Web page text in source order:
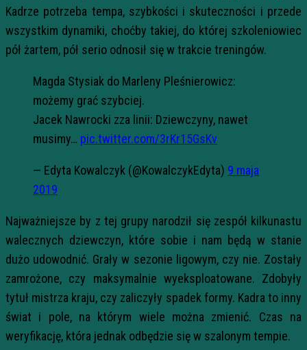
Kadrze potrzeba tempa, szybkości i skuteczności i przede
wszystkim dynamiki, choćby takiej, do której szkoleniowiec
pół żartem, pół serio odnosił się w trakcie treningów.
Magda Stysiak do Marleny Pleśnierowicz:
możemy grać szybciej.
Jacek Nawrocki zza linii: Dziewczyny, nawet
musimy… pic.twitter.com/3rKr15GsKv
— Edyta Kowalczyk (@KowalczykEdyta) 9 maja
2019
Najważniejsze by z tej grupy narodził się zespół kilkunastu
walecznych dziewczyn, które sobie i nam będą w stanie
dużo udowodnić. Grały w sezonie ligowym, czy nie. Zostały
zamrożone, czy maksymalnie wyeksploatowane. Zdobyły
tytuł mistrza kraju, czy zaliczyły spadek formy. Kadra to inny
świat i pole, na którym wiele można zmienić. Czas na
weryfikację, która jednak odbędzie się w szalonym tempie.